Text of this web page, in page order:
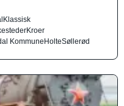
Klassisk
Kroer
KommuneHolteSøllerød